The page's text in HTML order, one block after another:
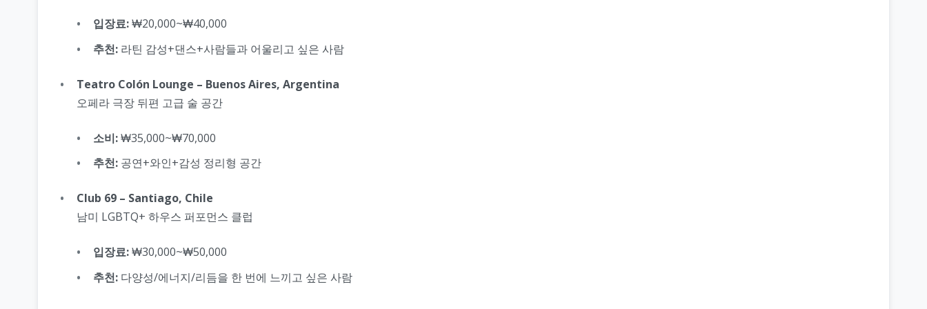
입장료:₩20,000~₩40,000
추천: 라틴 감성+댄스+사람들과 어울리고 싶은 사람
Teatro Colón Lounge – Buenos Aires, Argentina
오페라 극장 뒤편 고급 술 공간
소비:₩35,000~₩70,000
추천: 공연+와인+감성 정리형 공간
Club 69 – Santiago, Chile
남미 LGBTQ+ 하우스 퍼포먼스 클럽
입장료:₩30,000~₩50,000
추천: 다양성/에너지/리듬을 한 번에 느끼고 싶은 사람